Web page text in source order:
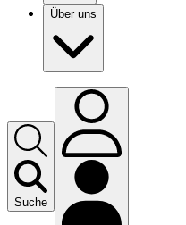
Über uns
Suche